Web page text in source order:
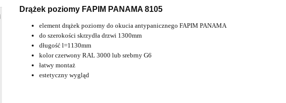
Drążek poziomy FAPIM PANAMA 8105
element drążek poziomy do okucia antypanicznego FAPIM PANAMA
do szerokości skrzydła drzwi 1300mm
długość l=1130mm
kolor czerwony RAL 3000 lub srebrny G6
łatwy montaż
estetyczny wygląd